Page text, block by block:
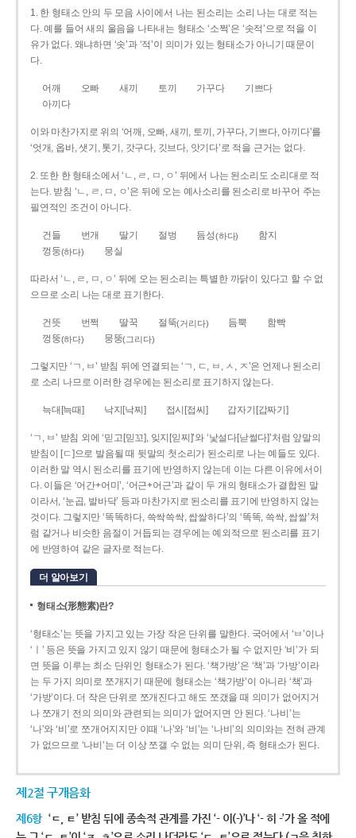
1. 한 형태소 안의 두 모음 사이에서 나는 된소리는 소리 나는 대로 적는
다. 예를 들어 새의 울음을 나타내는 형태소 ‘소쩍’은 ‘솟적’으로 적을 이
유가 없다. 왜냐하면 ‘솟’과 ‘적’이 의미가 있는 형태소가 아니기 때문이
다.
어깨 오빠 새끼 토끼 가꾸다
기쁘다
아끼다
이와 마찬가지로 위의 ‘어깨, 오빠, 새끼, 토끼, 가꾸다, 기쁘다, 아끼다’를
‘엇개, 옵바, 샛기, 톳기, 갓구다, 깃브다, 앗기다’로 적을 근거는 없다.
2. 또한 한 형태소에서 ‘ㄴ, ㄹ, ㅁ, ㅇ’ 뒤에서 나는 된소리도 소리대로 적
는다. 받침 ‘ㄴ, ㄹ, ㅁ, ㅇ’은 뒤에 오는 예사소리를 된소리로 바꾸어 주는
필연적인 조건이 아니다.
건들 번개 딸기 절벙 듬성(하다)
함지
껑둥(하다) 뭉실
따라서 ‘ㄴ, ㄹ, ㅁ, ㅇ’ 뒤에 오는 된소리는 특별한 까닭이 있다고 할 수 없
으므로 소리 나는 대로 표기한다.
건뜻 번쩍 딸꾹 절뚝(거리다) 듬뿍
함빡
껑뚱(하다) 뭉뚱(그리다)
그렇지만 ‘ㄱ, ㅂ’ 받침 뒤에 연결되는 ‘ㄱ, ㄷ, ㅂ, ㅅ, ㅈ’은 언제나 된소리
로 소리 나므로 이러한 경우에는 된소리로 표기하지 않는다.
늑대[늑때] 낙지[낙찌] 접시[접씨] 갑자기[갑짜기]
‘ㄱ, ㅂ’ 받침 외에 ‘믿고[믿꼬], 잊지[읻찌]’와 ‘낯설다[낟썰다]’처럼 앞말의
받침이 [ㄷ]으로 발음될 때 뒷말의 첫소리가 된소리로 나는 예들도 있다.
이러한 말 역시 된소리를 표기에 반영하지 않는데 이는 다른 이유에서이
다. 이들은 ‘어간+어미’, ‘어근+어근’과 같이 두 개의 형태소가 결합된 말
이라서, ‘눈곱, 발바닥’ 등과 마찬가지로 된소리를 표기에 반영하지 않는
것이다. 그렇지만 ‘똑똑하다, 쓱싹쓱싹, 쌉쌀하다’의 ‘똑똑, 쓱싹, 쌉쌀’처
럼 같거나 비슷한 음절이 거듭되는 경우에는 예외적으로 된소리를 표기
에 반영하여 같은 글자로 적는다.
더 알아보기
형태소(形態素)란?
‘형태소’는 뜻을 가지고 있는 가장 작은 단위를 말한다. 국어에서 ‘ㅂ’이나
‘ㅣ’ 등은 뜻을 가지고 있지 않기 때문에 형태소가 될 수 없지만 ‘비’가 되
면 뜻을 이루는 최소 단위인 형태소가 된다. ‘책가방’은 ‘책’과 ‘가방’이라
는 두 가지 의미로 쪼개지기 때문에 형태소는 ‘책가방’이 아니라 ‘책’과
‘가방’이다. 더 작은 단위로 쪼개진다고 해도 쪼갰을 때 의미가 없어지거
나 쪼개기 전의 의미와 관련되는 의미가 없어지면 안 된다. ‘나비’는
‘나’와 ‘비’로 쪼개어지지만 이때 ‘나’와 ‘비’는 ‘나비’의 의미와는 전혀 관계
가 없으므로 ‘나비’는 더 이상 쪼갤 수 없는 의미 단위, 즉 형태소가 된다.
제2절 구개음화
제6항 ‘ㄷ, ㅌ’ 받침 뒤에 종속적 관계를 가진 ‘- 이(-)’나 ‘- 히 -’가 올 적에